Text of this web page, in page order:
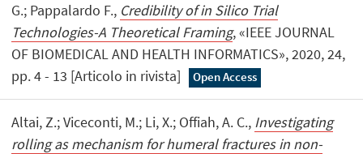
G.; Pappalardo F., Credibility of in Silico Trial
Technologies-A Theoretical Framing, «IEEE JOURNAL
OF BIOMEDICAL AND HEALTH INFORMATICS», 2020, 24,
pp. 4 - 13 [Articolo in rivista]
Open Access
Altai, Z.; Viceconti, M.; Li, X.; Offiah, A. C., Investigating
rolling as mechanism for humeral fractures in non-